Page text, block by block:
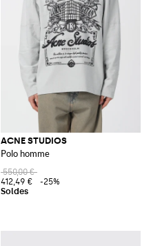
ACNE STUDIOS
Polo homme
550,00 €
412,49 €
-25%